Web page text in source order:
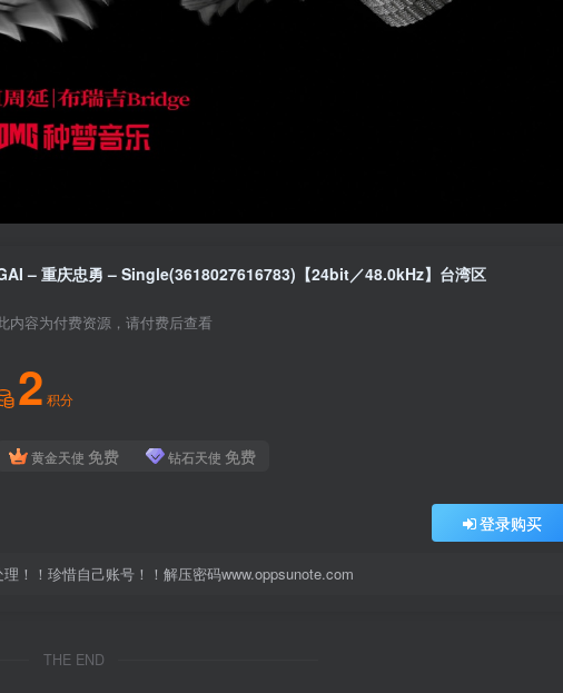
– 重庆忠勇 – Single(3618027616783)【24bit／48.0kHz】台湾区
内容为付费资源，请付费后查看
2 积分
黄金天使 免费 钻石天使 免费
登录购买
！！珍惜自己账号！！解压密码www.oppsunote.com
THE END